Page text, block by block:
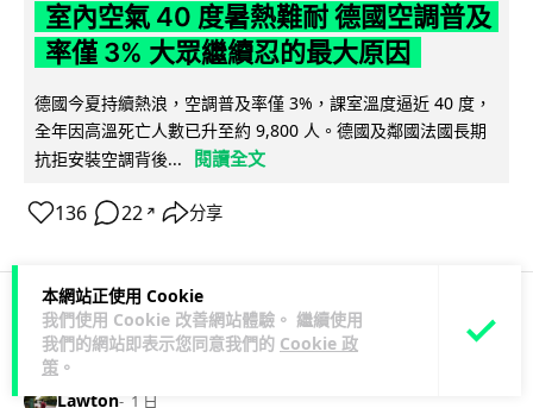
本網站正使用 Cookie
我們使用 Cookie 改善網站體驗。 繼續使用
我們的網站即表示您同意我們的 Cookie 政
策 。
室內空氣 40 度暑熱難耐 德國空調普及
率僅 3% 大眾繼續忍的最大原因
德國今夏持續熱浪，空調普及率僅 3%，課室溫度逼近 40 度，
全年因高溫死亡人數已升至約 9,800 人。德國及鄰國法國長期
抗拒安裝空調背後...
閱讀全文
136 22 ↗ 分享
科技娛樂 生活科技 社交網絡
Lawton 1 日